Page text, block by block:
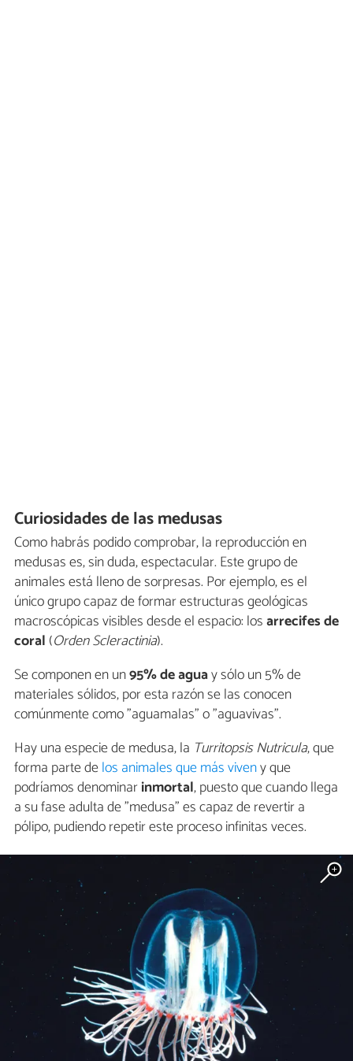
Curiosidades de las medusas
Como habrás podido comprobar, la reproducción en
medusas es, sin duda, espectacular. Este grupo de
animales está lleno de sorpresas. Por ejemplo, es el
único grupo capaz de formar estructuras geológicas
macroscópicas visibles desde el espacio: losarrecifes de
coral (Orden Scleractinia).
Se componen en un95% de aguay sólo un 5% de
materiales sólidos, por esta razón se las conocen
comúnmente como "aguamalas" o "aguavivas".
Hay una especie de medusa, la Turritopsis Nutricula, que
forma parte delos animales que más viveny que
podríamos denominarinmortal, puesto que cuando llega
a su fase adulta de "medusa" es capaz de revertir a
pólipo, pudiendo repetir este proceso infinitas veces.